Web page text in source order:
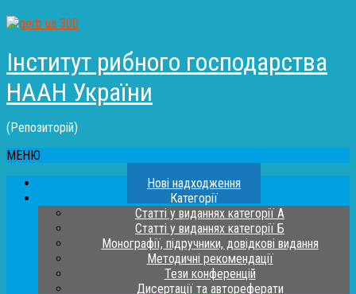
Інститут рибного господарства
НААН України
(Репозиторій)
МЕНЮ
Нові надходження
Категорії
Статті у виданнях категорії А
Статті у виданнях категорії Б
Монографії, підручники, довідкові видання
Методичні рекомендації
Тези конференцій
Дисертації та автореферати